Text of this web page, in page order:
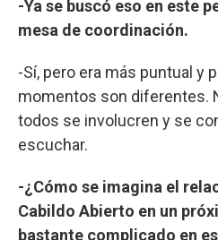
-Ya se buscó eso en este
mesa de coordinación.
-Sí, pero era más puntual y
momentos son diferentes.
todos se involucren y se
escuchar.
-¿Cómo se imagina el
Cabildo Abierto en un
bastante complicado en